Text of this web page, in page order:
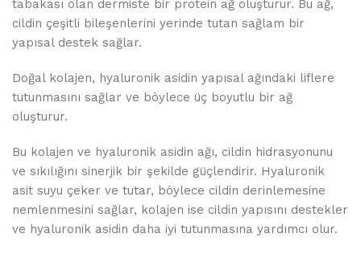
tabakası olan dermiste bir protein ağ oluşturur. Bu ağ,
cildin çeşitli bileşenlerini yerinde tutan sağlam bir
yapısal destek sağlar.
Doğal kolajen, hyaluronik asidin yapısal ağındaki liflere
tutunmasını sağlar ve böylece üç boyutlu bir ağ
oluşturur.
Bu kolajen ve hyaluronik asidin ağı, cildin hidrasyonunu
ve sıkılığını sinerjik bir şekilde güçlendirir. Hyaluronik
asit suyu çeker ve tutar, böylece cildin derinlemesine
nemlenmesini sağlar, kolajen ise cildin yapısını destekler
ve hyaluronik asidin daha iyi tutunmasına yardımcı olur.